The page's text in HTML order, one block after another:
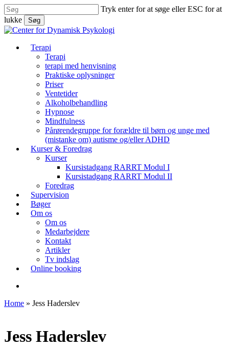
Skip
to
main
content
Tryk enter for at søge eller ESC for at
lukke
Søg
Luk
Menu
Terapi
Terapi
terapi med henvisning
Praktiske oplysninger
Priser
Ventetider
Alkoholbehandling
Hypnose
Mindfulness
Pårørendegruppe for forældre til børn og unge med
(mistanke om) autisme og/eller ADHD
Kurser & Foredrag
Kurser
Kursistadgang RARRT Modul I
Kursistadgang RARRT Modul II
Foredrag
Supervision
Bøger
Om os
Om os
Medarbejdere
Kontakt
Artikler
Tv indslag
Online booking
Home » Jess Haderslev
Jess Haderslev